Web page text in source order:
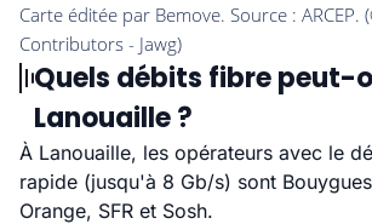
Quels débits fibre peut-
Lanouaille ?
À Lanouaille, les opérateurs avec le
rapide (jusqu'à 8 Gb/s) sont
Orange, SFR et Sosh.